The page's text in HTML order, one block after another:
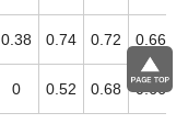
0.38 0.74 0.72 0.66
0 0.52 0.68 0.66